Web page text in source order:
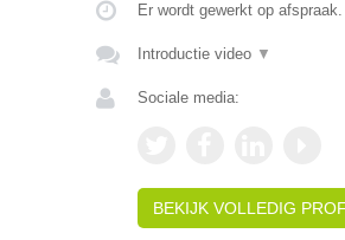
Er wordt gewerkt op afspraak.
Introductie video ▼
Sociale media:
BEKIJK VOLLEDIG